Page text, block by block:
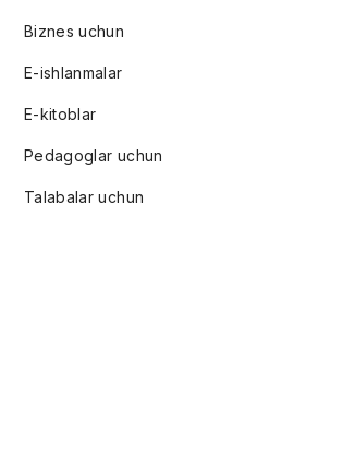
Biznes uchun
E-ishlanmalar
E-kitoblar
Pedagoglar uchun
Talabalar uchun